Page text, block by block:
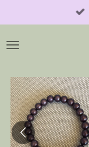
Hauptinhalt
springen